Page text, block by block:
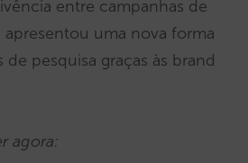
entre campanhas de
apresentou uma nova forma
pesquisa graças às brand
agora: